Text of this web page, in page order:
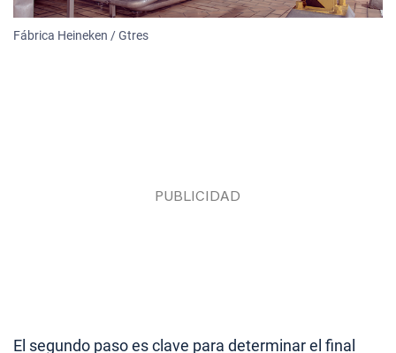
Fábrica Heineken / Gtres
El segundo paso es clave para determinar el final